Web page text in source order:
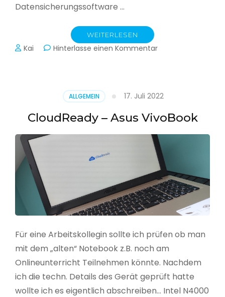
Datensicherungssoftware …
WEITERLESEN
Kai Hinterlasse einen Kommentarzu
Jahressicherung
ALLGEMEIN 17. Juli 2022
CloudReady – Asus VivoBook
Für eine Arbeitskollegin sollte ich prüfen ob man
mit dem „alten“ Notebook z.B. noch am
Onlineunterricht Teilnehmen könnte. Nachdem
ich die techn. Details des Gerät geprüft hatte
wollte ich es eigentlich abschreiben… Intel N4000